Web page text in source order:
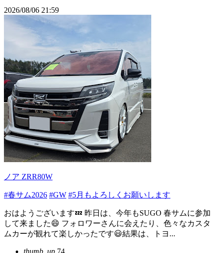
2026/08/06 21:59
ノア ZRR80W
#春サム2026 #GW #5月もよろしくお願いします
おはようございます💤 昨日は、今年もSUGO 春サムに参加
して来ました😄 フォロワーさんに会えたり、色々なカスタ
ムカーが観れて楽しかったです😃結果は、トヨ...
thumb_up 74